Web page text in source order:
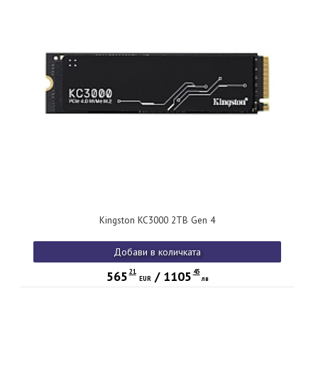
Kingston KC3000 2TB Gen 4
Добави в количката
565 21
EUR/ 1105 45
лв